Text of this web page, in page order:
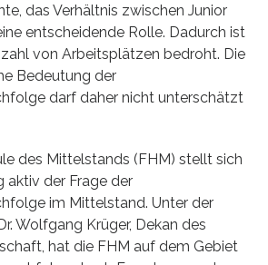
das Verhältnis zwischen Junior
entscheidende Rolle. Dadurch ist
von Arbeitsplätzen bedroht. Die
Bedeutung der
darf daher nicht unterschätzt
des Mittelstands (FHM) stellt sich
aktiv der Frage der
im Mittelstand. Unter der
Wolfgang Krüger, Dekan des
hat die FHM auf dem Gebiet